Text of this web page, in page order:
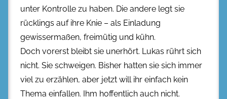
unter Kontrolle zu haben. Die andere legt sie
rücklings auf ihre Knie – als Einladung
gewissermaßen, freimütig und kühn.
Doch vorerst bleibt sie unerhört. Lukas rührt sich
nicht. Sie schweigen. Bisher hatten sie sich immer
viel zu erzählen, aber jetzt will ihr einfach kein
Thema einfallen. Ihm hoffentlich auch nicht.